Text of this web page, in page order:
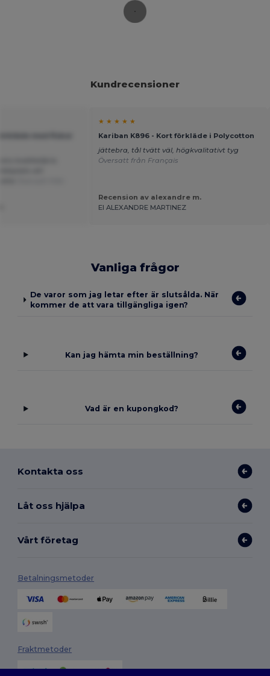
Kundrecensioner
★ ★ ★ ★ ★
Kariban K896 - Kort förkläde i Polycotton
jättebra, tål tvätt väl, högkvalitativt tyg
Översatt från Français
Recension av alexandre m.
EI ALEXANDRE MARTINEZ
Vanliga frågor
De varor som jag letar efter är slutsålda. När
kommer de att vara tillgängliga igen?
Kan jag hämta min beställning?
Vad är en kupongkod?
Kontakta oss
Låt oss hjälpa
Vårt företag
Betalningsmetoder
Fraktmetoder